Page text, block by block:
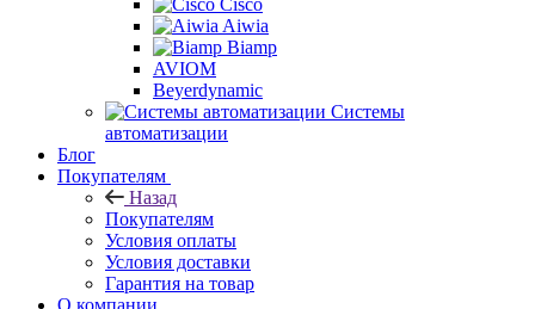
Cisco
Aiwia
Biamp
AVIOM
Beyerdynamic
Системы
автоматизации
Блог
Покупателям
Назад
Покупателям
Условия оплаты
Условия доставки
Гарантия на товар
О компании